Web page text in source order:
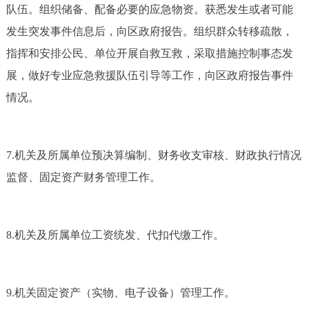
队伍。组织储备、配备必要的应急物资。获悉发生或者可能
发生突发事件信息后，向区政府报告。组织群众转移疏散，
指挥和安排公民、单位开展自救互救，采取措施控制事态发
展，做好专业应急救援队伍引导等工作，向区政府报告事件
情况。
7.机关及所属单位预决算编制、财务收支审核、财政执行情况
监督、固定资产财务管理工作。
8.机关及所属单位工资统发、代扣代缴工作。
9.机关固定资产（实物、电子设备）管理工作。